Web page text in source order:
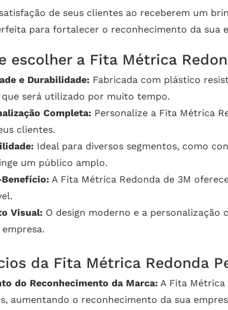
de seus clientes ao receberem um
para fortalecer o reconhecimento da sua
escolher a Fita Métrica
e Durabilidade: Fabricada com plástico
será utilizado por muito tempo.
Completa: Personalize a Fita Métrica
clientes.
Ideal para diversos segmentos, como
um público amplo.
A Fita Métrica Redonda de 3M
Visual: O design moderno e a
da Fita Métrica Redonda
do Reconhecimento da Marca: A Fita Métrica
aumentando o reconhecimento da sua